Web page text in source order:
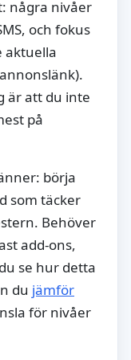
några nivåer
och fokus
aktuella
är att du inte
på
börja
som täcker
Behöver
add-ons,
se hur detta
du jämför
för nivåer